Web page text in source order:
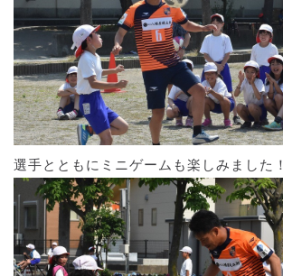
選手とともにミニゲームも楽しみました！